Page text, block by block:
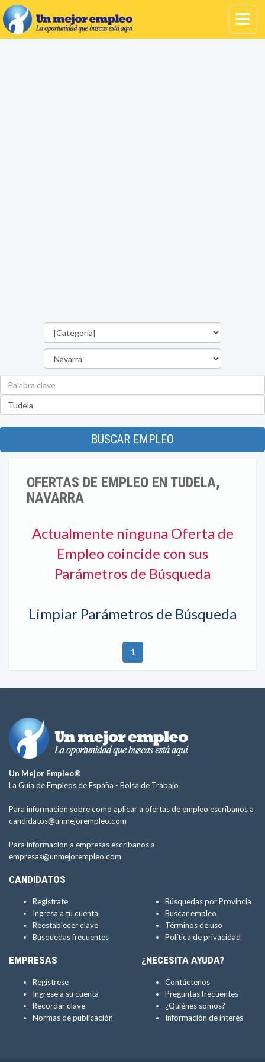
BUSCAR EMPLEO
OFERTAS DE EMPLEO EN TUDELA,
NAVARRA
Actualmente ninguna Oferta de
Empleo coincide con sus
Parámetros de Búsqueda
Limpiar Parámetros de Búsqueda
1
Un Mejor Empleo®
La Guía de Empleos de España - Bolsa de Trabajo
Para información sobre como aplicar a ofertas de empleo escríbanos a
candidatos@unmejorempleo.com
Para información a empresas escríbanos a
empresas@unmejorempleo.com
CANDIDATOS
Regístrate
Ingresa a tu cuenta
Reestablecer clave
Búsquedas frecuentes
Búsquedas por Provincia
Buscar empleo
Términos de uso
Política de privacidad
EMPRESAS
Regístrese
Ingrese a su cuenta
Recordar clave
Normas de publicación
¿NECESITA AYUDA?
Contáctenos
Preguntas frecuentes
¿Quiénes somos?
Información de interés